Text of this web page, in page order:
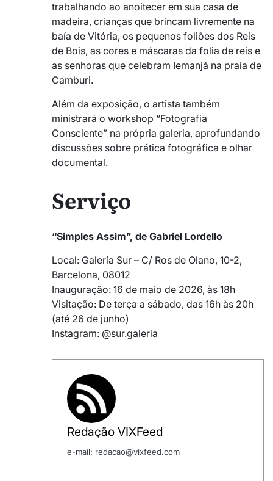
trabalhando ao anoitecer em sua casa de
madeira, crianças que brincam livremente na
baía de Vitória, os pequenos foliões dos Reis
de Bois, as cores e máscaras da folia de reis e
as senhoras que celebram Iemanjá na praia de
Camburi.
Além da exposição, o artista também
ministrará o workshop “Fotografia
Consciente” na própria galeria, aprofundando
discussões sobre prática fotográfica e olhar
documental.
Serviço
“Simples Assim”, de Gabriel Lordello
Local: Galería Sur – C/ Ros de Olano, 10-2,
Barcelona, 08012
Inauguração: 16 de maio de 2026, às 18h
Visitação: De terça a sábado, das 16h às 20h
(até 26 de junho)
Instagram: @sur.galeria
Redação VIXFeed
e-mail: redacao@vixfeed.com